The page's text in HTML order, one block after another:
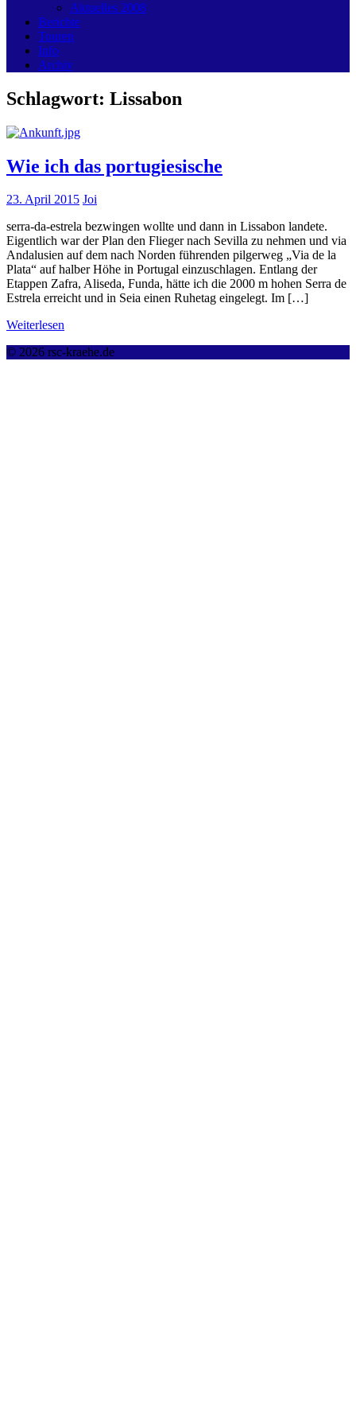
Aktuelles 2008
Berichte
Touren
Info
Archiv
Schlagwort: Lissabon
Wie ich das portugiesische
23. April 2015 Joi
serra-da-estrela bezwingen wollte und dann in Lissabon landete.
Eigentlich war der Plan den Flieger nach Sevilla zu nehmen und via
Andalusien auf dem nach Norden führenden pilgerweg „Via de la
Plata“ auf halber Höhe in Portugal einzuschlagen. Entlang der
Etappen Zafra, Aliseda, Funda, hätte ich die 2000 m hohen Serra de
Estrela erreicht und in Seia einen Ruhetag eingelegt. Im […]
Weiterlesen
© 2026 rsc-kraehe.de